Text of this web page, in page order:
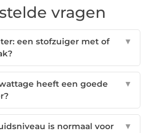
vragen
een stofzuiger met of
▼
heeft een goede
▼
is normaal voor
▼